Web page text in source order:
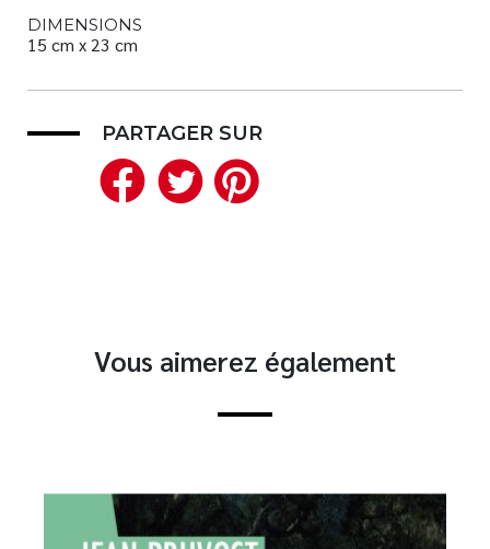
DIMENSIONS
15 cm x 23 cm
PARTAGER SUR
Facebook
Twitter
Vous aimerez également